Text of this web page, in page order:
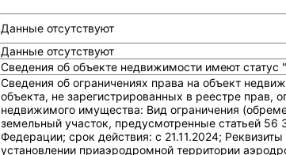
Данные отсутствуют
Данные отсутствуют
Сведения об объекте недвижимости имеют статус
Сведения об ограничениях права на объект
объекта, не зарегистрированных в реестре прав,
недвижимого имущества: Вид ограничения
земельный участок, предусмотренные статьей 56
Федерации; срок действия: c 21.11.2024;
установлении приаэродромной территории